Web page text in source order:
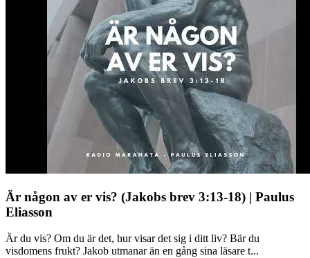
Är någon av er vis? (Jakobs brev 3:13-18) | Paulus
Eliasson
Är du vis? Om du är det, hur visar det sig i ditt liv? Bär du
visdomens frukt? Jakob utmanar än en gång sina läsare t...